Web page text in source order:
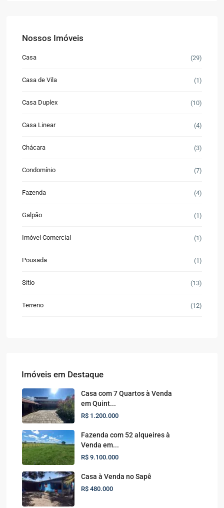
Nossos Imóveis
Casa (29)
Casa de Vila (1)
Casa Duplex (10)
Casa Linear (4)
Chácara (3)
Condomínio (7)
Fazenda (4)
Galpão (1)
Imóvel Comercial (1)
Pousada (1)
Sítio (13)
Terreno (12)
Imóveis em Destaque
Casa com 7 Quartos à Venda
em Quint...
R$ 1.200.000
Fazenda com 52 alqueires à
Venda em...
R$ 9.100.000
Casa à Venda no Sapê
R$ 480.000